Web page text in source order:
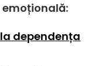
dependența